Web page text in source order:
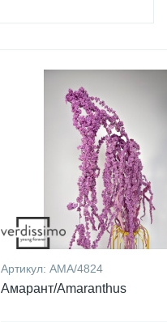
Артикул: AMA/4824
Амарант/Amaranthus